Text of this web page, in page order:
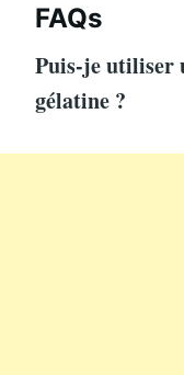
FAQs
Puis-je utiliser
gélatine ?